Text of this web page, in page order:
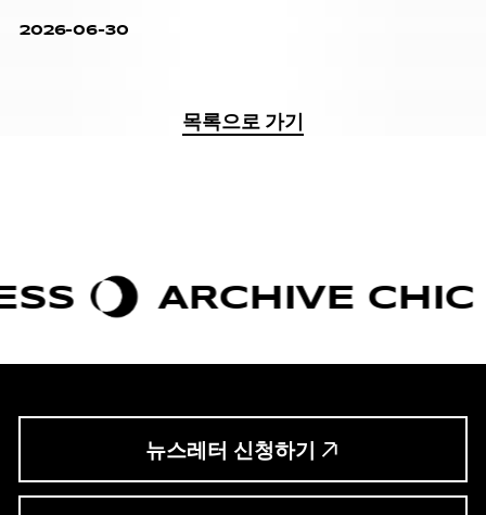
2026-06-30
목록으로 가기
ARCHIVE CHIC
뉴스레터 신청하기